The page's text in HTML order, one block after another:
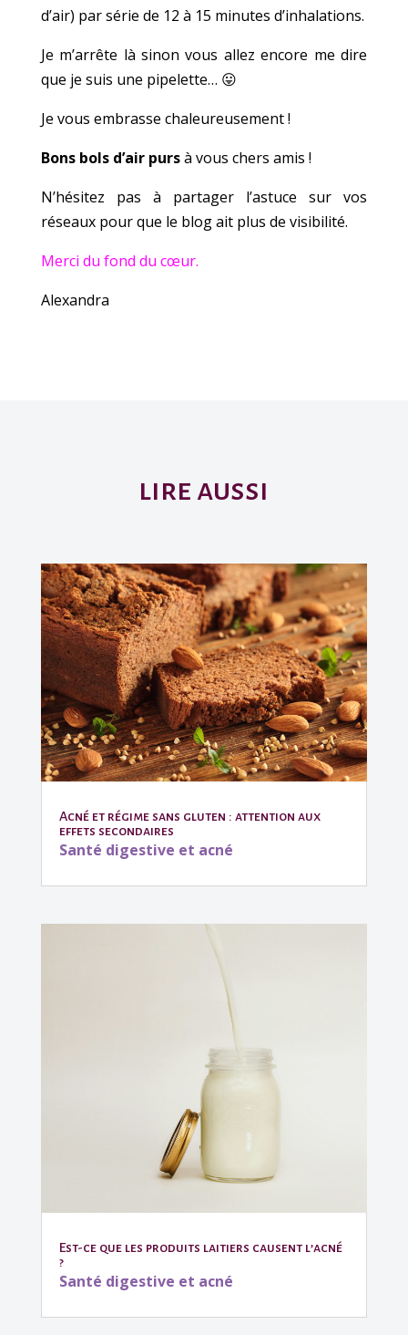
d’air) par série de 12 à 15 minutes d’inhalations.
Je m’arrête là sinon vous allez encore me dire
que je suis une pipelette… 😛
Je vous embrasse chaleureusement !
Bons bols d’air pursà vous chers amis !
N’hésitez pas à partager l’astuce sur vos
réseaux pour que le blog ait plus de visibilité.
Merci du fond du cœur.
Alexandra
lire aussi
Acné et régime sans gluten : attention aux
effets secondaires
Santé digestive et acné
Est-ce que les produits laitiers causent l’acné
?
Santé digestive et acné